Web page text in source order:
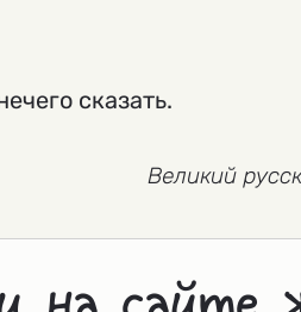
сказать.
Великий